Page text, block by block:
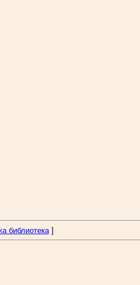
библиотека]